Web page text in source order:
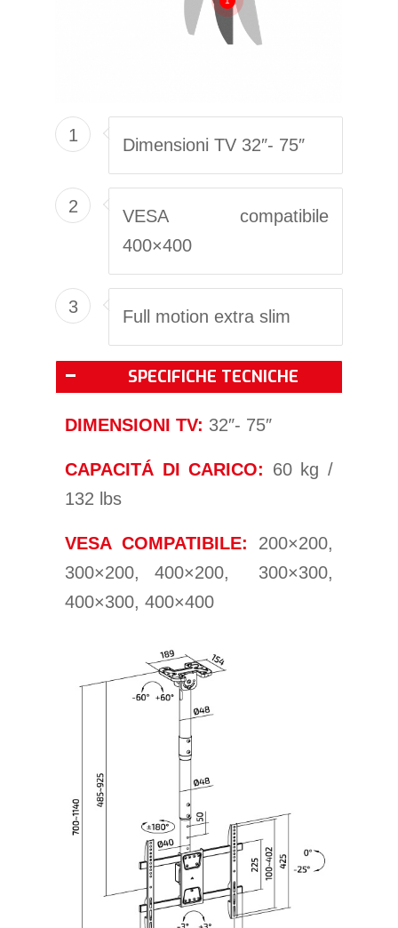
1 Dimensioni TV 32″- 75″
2
VESA compatibile
400×400
3 Full motion extra slim
SPECIFICHE TECNICHE
DIMENSIONI TV: 32″- 75″
CAPACITÁ DI CARICO: 60 kg /
132 lbs
VESA COMPATIBILE: 200×200,
300×200, 400×200, 300×300,
400×300, 400×400